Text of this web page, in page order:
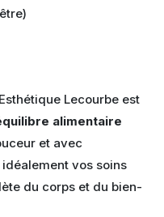
Lecourbe est
alimentaire
et avec
vos soins
du corps et du bien-